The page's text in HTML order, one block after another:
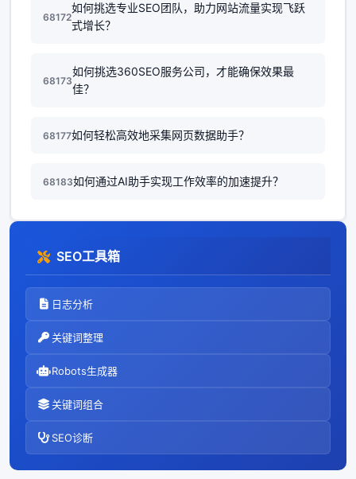
68172
如何挑选专业SEO团队，助力网站流量实现飞跃
式增长？
68173
如何挑选360SEO服务公司，才能确保效果最
佳？
68177如何轻松高效地采集网页数据助手？
68183如何通过AI助手实现工作效率的加速提升？
SEO工具箱
日志分析
关键词整理
Robots生成器
关键词组合
SEO诊断